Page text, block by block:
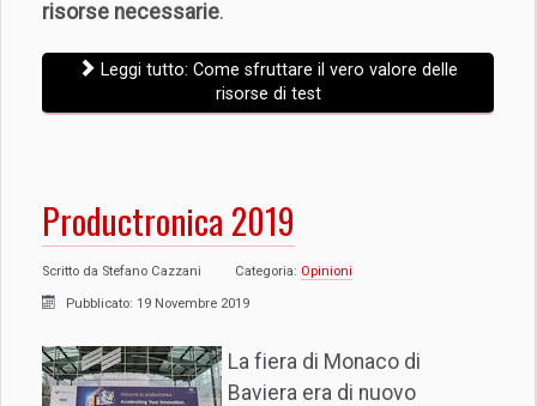
risorse necessarie.
Leggi tutto: Come sfruttare il vero valore delle
risorse di test
Productronica 2019
Scritto da Stefano Cazzani Categoria: Opinioni
Pubblicato: 19 Novembre 2019
La fiera di Monaco di
Baviera era di nuovo